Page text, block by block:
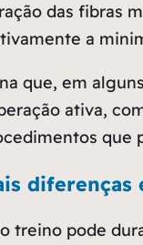
das fibras
a
que, em
ativa,
que
treino pode